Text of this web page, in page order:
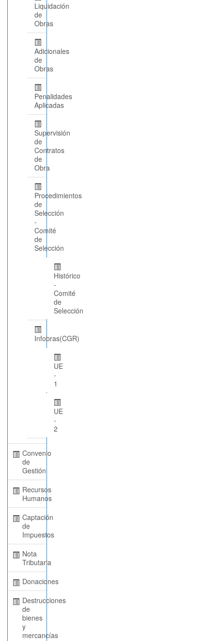
Liquidación
de
Obras
Adicionales
de
Obras
Penalidades
Aplicadas
Supervisión
de
Contratos
de
Obra
Procedimientos
de
Selección
-
Comité
de
Selección
Histórico
-
Comité
de
Selección
Infobras(CGR)
UE
-
1
UE
-
2
Convenio
de
Gestión
Recursos
Humanos
Captación
de
Impuestos
Nota
Tributaria
Donaciones
Destrucciones
de
bienes
y
mercancías